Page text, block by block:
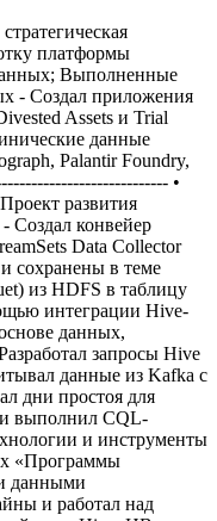
платформы
Выполненные
- Создал приложения
Assets и Trial
данные
Palantir Foundry,
•
развития
Создал конвейер
Data Collector
сохранены в теме
из HDFS в таблицу
интеграции Hive-
данных,
запросы Hive
данные из Kafka с
дни простоя для
и выполнил CQL-
и инструменты
«Программы
данными
и работал над